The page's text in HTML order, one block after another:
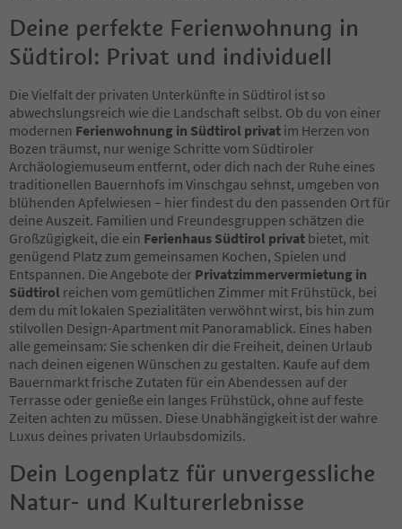
Deine perfekte Ferienwohnung in
Südtirol: Privat und individuell
Die Vielfalt der privaten Unterkünfte in Südtirol ist so
abwechslungsreich wie die Landschaft selbst. Ob du von einer
modernen Ferienwohnung in Südtirol privat im Herzen von
Bozen träumst, nur wenige Schritte vom Südtiroler
Archäologiemuseum entfernt, oder dich nach der Ruhe eines
traditionellen Bauernhofs im Vinschgau sehnst, umgeben von
blühenden Apfelwiesen – hier findest du den passenden Ort für
deine Auszeit. Familien und Freundesgruppen schätzen die
Großzügigkeit, die ein Ferienhaus Südtirol privat bietet, mit
genügend Platz zum gemeinsamen Kochen, Spielen und
Entspannen. Die Angebote der Privatzimmervermietung in
Südtirol reichen vom gemütlichen Zimmer mit Frühstück, bei
dem du mit lokalen Spezialitäten verwöhnt wirst, bis hin zum
stilvollen Design-Apartment mit Panoramablick. Eines haben
alle gemeinsam: Sie schenken dir die Freiheit, deinen Urlaub
nach deinen eigenen Wünschen zu gestalten. Kaufe auf dem
Bauernmarkt frische Zutaten für ein Abendessen auf der
Terrasse oder genieße ein langes Frühstück, ohne auf feste
Zeiten achten zu müssen. Diese Unabhängigkeit ist der wahre
Luxus deines privaten Urlaubsdomizils.
Dein Logenplatz für unvergessliche
Natur- und Kulturerlebnisse